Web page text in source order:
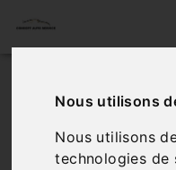
Nous utilisons
Nous utilisons
technologies de